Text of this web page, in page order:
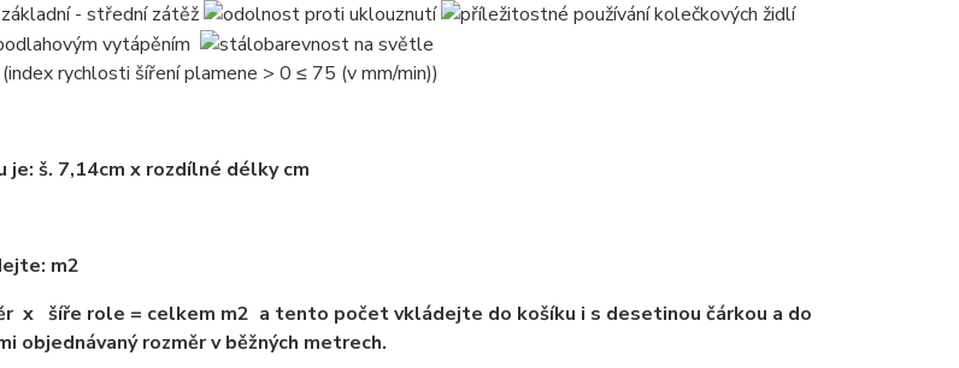
je: š. 7,14cm x rozdílné délky cm
m2
x šíře role = celkem m2 a tento počet vkládejte do košíku i s desetinou čárkou a do
objednávaný rozměr v běžných metrech.